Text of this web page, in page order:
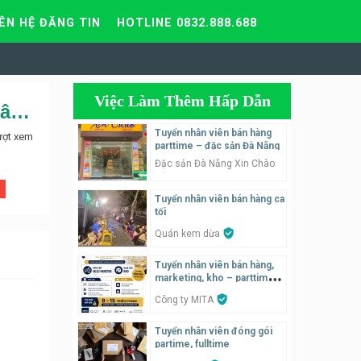
HỆ ĐĂNG TIN HOTLINE 0832.888.688
Saki Hotel cần tuyển nhân viên buồng , nhân viên lễ tân , nhân viên bảo vệ
xem
Việc Làm Thêm Hấp Dẫn
Tuyển nhân viên bán hàng
parttime – đặc sản Đà Nẵng
Đặc sản Đà Nẵng Xin Chào
Tuyển nhân viên bán hàng ca
tối
Quán kem dừa
Tuyển nhân viên bán hàng,
marketing, kho – parttime,
Công ty MITA
Tuyển nhân viên đóng gói
partime, fulltime